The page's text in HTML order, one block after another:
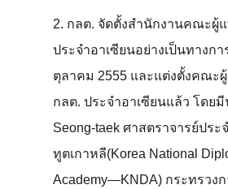
2. กลต. จัดตั้งสำนักงานคณะผู้
ประจำอาเซียนอย่างเป็นทางก
ตุลาคม 2555 และแต่งตั้งคณะ
กลต. ประจำอาเซียนแล้ว โดยมี
Seong-taek ศาสตราจารย์ประ
ทูตเกาหลี(Korea National
Academy—KNDA) กระทรวงก